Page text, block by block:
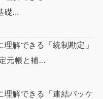
礎...
理解できる「統制勘定」
元帳と補...
理解できる「連結パッケ